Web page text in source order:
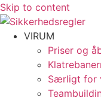
Skip to content
VIRUM
Priser og
Særligt for